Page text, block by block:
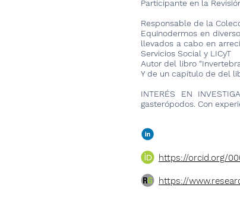
Participante en la
Responsable de la
Equinodermos en
llevados a cabo en
Servicios Social y LICyT
Autor del libro
Y de un capítulo de del
INTERÉS EN
gasterópodos. Con
https://orcid.org/
https://